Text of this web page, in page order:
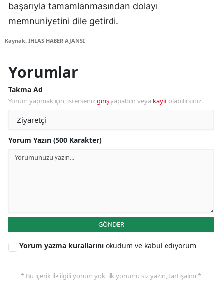
başarıyla tamamlanmasından dolayı
memnuniyetini dile getirdi.
Kaynak: İHLAS HABER AJANSI
Yorumlar
Takma Ad
Yorum yapmak için, istersenizgirişyapabilir veya kayıt olabilirsiniz.
Yorum Yazın (500 Karakter)
GÖNDER
Yorum yazma kurallarını okudum ve kabul ediyorum
* Bu içerik ile ilgili yorum yok, ilk yorumu siz yazın, tartışalım *